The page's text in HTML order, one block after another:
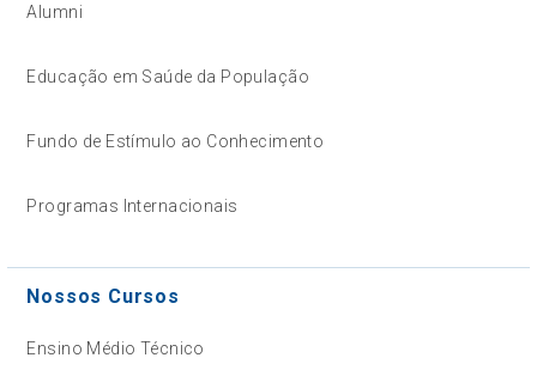
Alumni
Educação em Saúde da População
Fundo de Estímulo ao Conhecimento
Programas Internacionais
Nossos Cursos
Ensino Médio Técnico